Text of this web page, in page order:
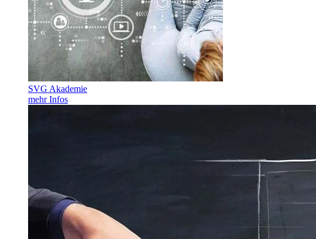
SVG Akademie
mehr Infos